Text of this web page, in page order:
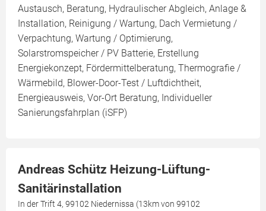
Austausch, Beratung, Hydraulischer Abgleich, Anlage &
Installation, Reinigung / Wartung, Dach Vermietung /
Verpachtung, Wartung / Optimierung,
Solarstromspeicher / PV Batterie, Erstellung
Energiekonzept, Fördermittelberatung, Thermografie /
Wärmebild, Blower-Door-Test / Luftdichtheit,
Energieausweis, Vor-Ort Beratung, Individueller
Sanierungsfahrplan (iSFP)
Andreas Schütz Heizung-Lüftung-
Sanitärinstallation
In der Trift 4, 99102 Niedernissa (13km von 99102